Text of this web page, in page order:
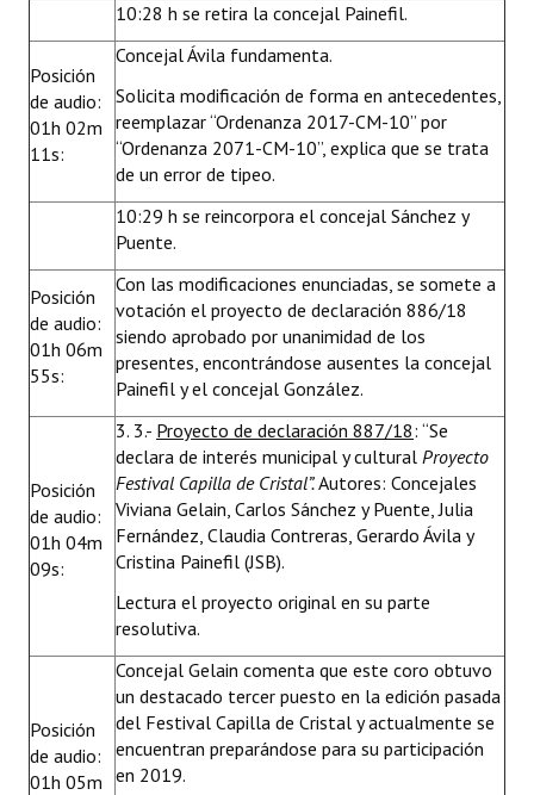
10:28 h se retira la concejal Painefil.
Posición
de audio:
01h 02m
11s:
Concejal Ávila fundamenta.
Solicita modificación de forma en antecedentes,
reemplazar “Ordenanza 2017-CM-10” por
“Ordenanza 2071-CM-10”, explica que se trata
de un error de tipeo.
10:29 h se reincorpora el concejal Sánchez y
Puente.
Posición
de audio:
01h 06m
55s:
Con las modificaciones enunciadas, se somete a
votación el proyecto de declaración 886/18
siendo aprobado por unanimidad de los
presentes, encontrándose ausentes la concejal
Painefil y el concejal González.
Posición
de audio:
01h 04m
09s:
3. 3.- Proyecto de declaración 887/18: “Se
declara de interés municipal y cultural Proyecto
Festival Capilla de Cristal”.Autores: Concejales
Viviana Gelain, Carlos Sánchez y Puente, Julia
Fernández, Claudia Contreras, Gerardo Ávila y
Cristina Painefil (JSB).
Lectura el proyecto original en su parte
resolutiva.
Posición
de audio:
01h 05m
Concejal Gelain comenta que este coro obtuvo
un destacado tercer puesto en la edición pasada
del Festival Capilla de Cristal y actualmente se
encuentran preparándose para su participación
en 2019.